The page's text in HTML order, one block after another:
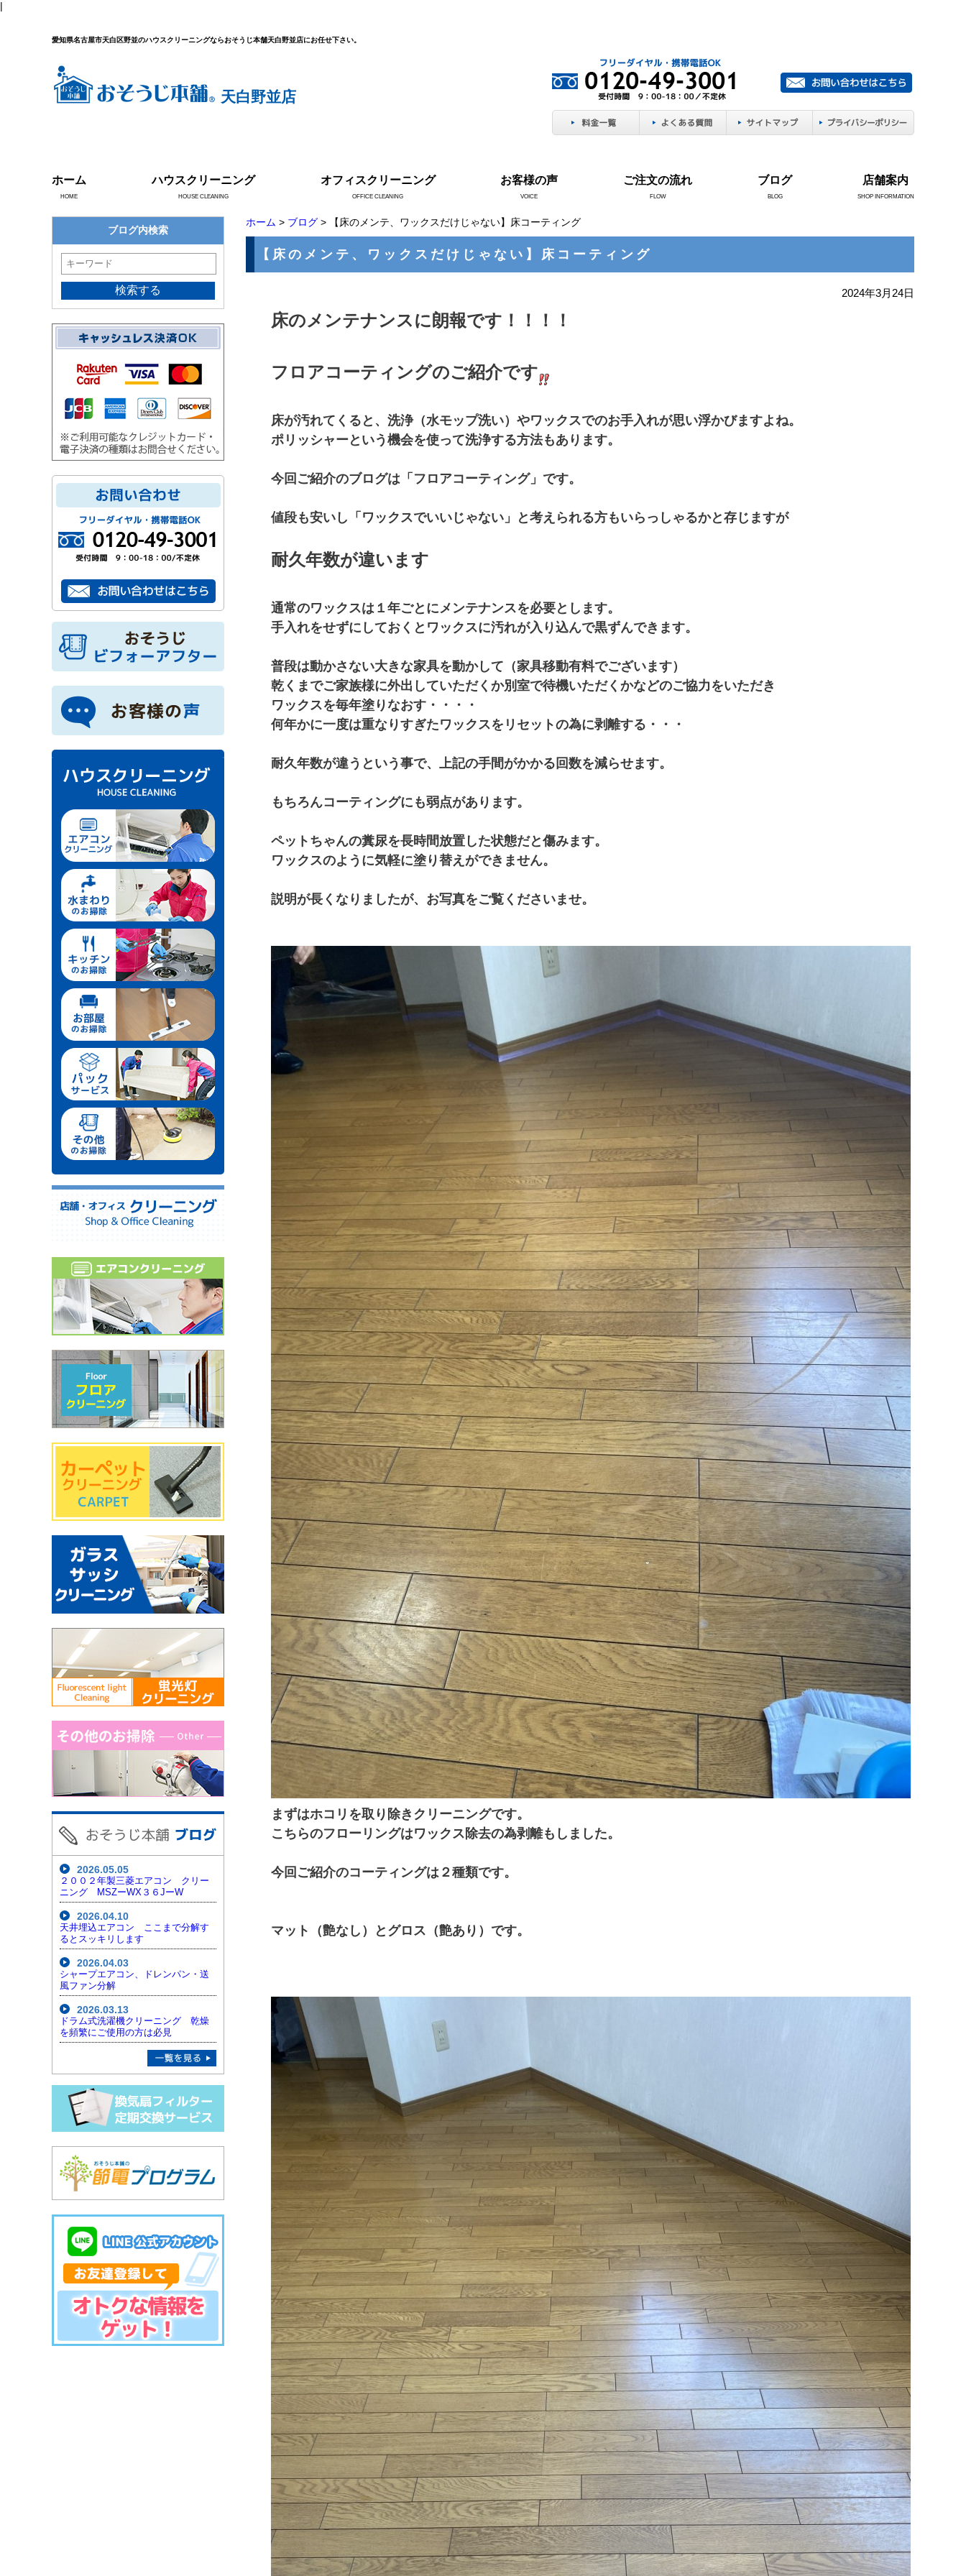
|
愛知県名古屋市天白区野並のハウスクリーニングならおそうじ本舗天白野並店にお任せ下さい。
天白野並店
ホーム
HOME
ハウスクリーニング
HOUSE CLEANING
オフィスクリーニング
OFFICE CLEANING
お客様の声
VOICE
ご注文の流れ
FLOW
ブログ
BLOG
店舗案内
SHOP INFORMATION
ホーム > ブログ > 【床のメンテ、ワックスだけじゃない】床コーティング
【床のメンテ、ワックスだけじゃない】床コーティング
2024年3月24日
床のメンテナンスに朗報です！！！！
フロアコーティングのご紹介です
床が汚れてくると、洗浄（水モップ洗い）やワックスでのお手入れが思い浮かびますよね。
ポリッシャーという機会を使って洗浄する方法もあります。
今回ご紹介のブログは「フロアコーティング」です。
値段も安いし「ワックスでいいじゃない」と考えられる方もいらっしゃるかと存じますが
耐久年数が違います
通常のワックスは１年ごとにメンテナンスを必要とします。
手入れをせずにしておくとワックスに汚れが入り込んで黒ずんできます。
普段は動かさない大きな家具を動かして（家具移動有料でございます）
乾くまでご家族様に外出していただくか別室で待機いただくかなどのご協力をいただき
ワックスを毎年塗りなおす・・・・
何年かに一度は重なりすぎたワックスをリセットの為に剥離する・・・
耐久年数が違うという事で、上記の手間がかかる回数を減らせます。
もちろんコーティングにも弱点があります。
ペットちゃんの糞尿を長時間放置した状態だと傷みます。
ワックスのように気軽に塗り替えができません。
説明が長くなりましたが、お写真をご覧くださいませ。
まずはホコリを取り除きクリーニングです。
こちらのフローリングはワックス除去の為剥離もしました。
今回ご紹介のコーティングは２種類です。
マット（艶なし）とグロス（艶あり）です。
ブログ内検索
2026.05.05
２００２年製三菱エアコン クリー
ニング MSZーWX３６JーW
2026.04.10
天井埋込エアコン ここまで分解す
るとスッキリします
2026.04.03
シャープエアコン、ドレンパン・送
風ファン分解
2026.03.13
ドラム式洗濯機クリーニング 乾燥
を頻繁にご使用の方は必見